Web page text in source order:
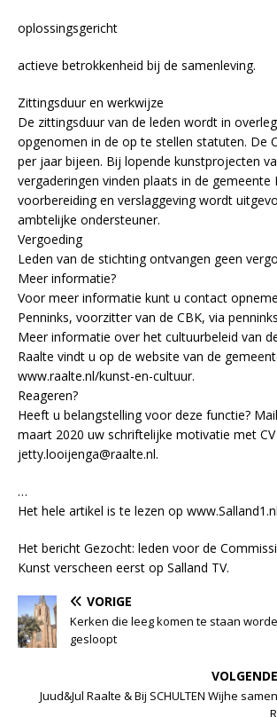
oplossingsgericht
actieve betrokkenheid bij de samenleving.
Zittingsduur en werkwijze
De zittingsduur van de leden wordt in
opgenomen in de op te stellen statuten. De
per jaar bijeen. Bij lopende kunstprojecten
vergaderingen vinden plaats in de gemeente
voorbereiding en verslaggeving wordt
ambtelijke ondersteuner.
Vergoeding
Leden van de stichting ontvangen geen
Meer informatie?
Voor meer informatie kunt u contact
Penninks, voorzitter van de CBK, via
Meer informatie over het cultuurbeleid van
Raalte vindt u op de website van de
www.raalte.nl/kunst-en-cultuur.
Reageren?
Heeft u belangstelling voor deze functie?
maart 2020 uw schriftelijke motivatie met
jetty.looijenga@raalte.nl.
…
Het hele artikel is te lezen op www.Salland1.nl
Het bericht Gezocht: leden voor de
Kunst verscheen eerst op Salland TV.
VORIGE
Kerken die leeg komen te staan
gesloopt
VOLGENDE
Juud&Jul Raalte & Bij SCHULTEN Wijhe